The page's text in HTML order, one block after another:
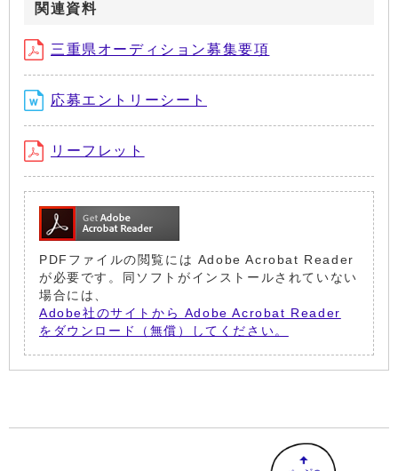
関連資料
三重県オーディション募集要項
応募エントリーシート
リーフレット
PDFファイルの閲覧には Adobe Acrobat Reader
が必要です。同ソフトがインストールされていない
場合には、
Adobe社のサイトから Adobe Acrobat Reader
をダウンロード（無償）してください。